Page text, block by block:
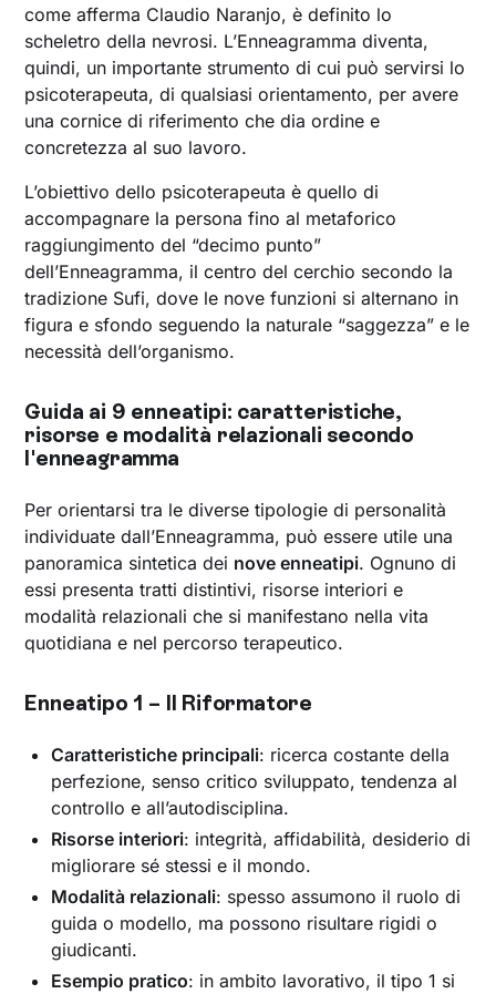
come afferma Claudio Naranjo, è definito lo
scheletro della nevrosi. L’Enneagramma diventa,
quindi, un importante strumento di cui può servirsi lo
psicoterapeuta, di qualsiasi orientamento, per avere
una cornice di riferimento che dia ordine e
concretezza al suo lavoro.
L’obiettivo dello psicoterapeuta è quello di
accompagnare la persona fino al metaforico
raggiungimento del “decimo punto”
dell’Enneagramma, il centro del cerchio secondo la
tradizione Sufi, dove le nove funzioni si alternano in
figura e sfondo seguendo la naturale “saggezza” e le
necessità dell’organismo.
Guida ai 9 enneatipi: caratteristiche,
risorse e modalità relazionali secondo
l'enneagramma
Per orientarsi tra le diverse tipologie di personalità
individuate dall’Enneagramma, può essere utile una
panoramica sintetica dei nove enneatipi. Ognuno di
essi presenta tratti distintivi, risorse interiori e
modalità relazionali che si manifestano nella vita
quotidiana e nel percorso terapeutico.
Enneatipo 1 – Il Riformatore
Caratteristiche principali: ricerca costante della
perfezione, senso critico sviluppato, tendenza al
controllo e all’autodisciplina.
Risorse interiori: integrità, affidabilità, desiderio di
migliorare sé stessi e il mondo.
Modalità relazionali: spesso assumono il ruolo di
guida o modello, ma possono risultare rigidi o
giudicanti.
Esempio pratico: in ambito lavorativo, il tipo 1 si